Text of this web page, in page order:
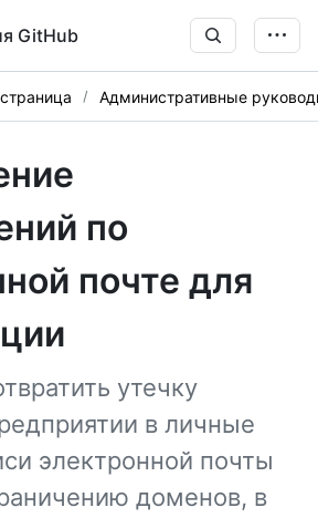
GitHub
Административные
по
почте для
утечку
в личные
электронной почты
доменов, в